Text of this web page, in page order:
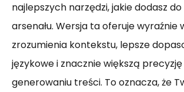
najlepszych narzędzi, jakie dodasz
arsenału. Wersja ta oferuje wyraźnie
zrozumienia kontekstu, lepsze
językowe i znacznie większą
generowaniu treści. To oznacza, że